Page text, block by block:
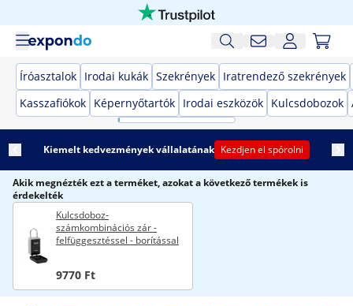
Íróasztalok Irodai kukák Szekrények Iratrendező szekrények
Kasszafiókok Képernyőtartók Irodai eszközök Kulcsdobozok
Kiemelt kedvezmények vállalatának Kezdjen el spórolni
Akik megnézték ezt a terméket, azokat a következő termékek is
érdekelték
Kulcsdoboz-
számkombinációs zár -
felfüggesztéssel - borítással
9770 Ft